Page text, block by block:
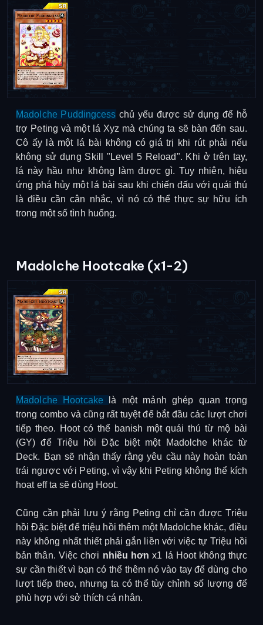
Madolche Puddingcess chủ yếu được sử dụng để hỗ
trợ Peting và một lá Xyz mà chúng ta sẽ bàn đến sau.
Cô ấy là một lá bài không có giá trị khi rút phải nếu
không sử dụng Skill "Level 5 Reload". Khi ở trên tay,
lá này hầu như không làm được gì. Tuy nhiên, hiệu
ứng phá hủy một lá bài sau khi chiến đấu với quái thú
là điều cần cân nhắc, vì nó có thể thực sự hữu ích
trong một số tình huống.
Madolche Hootcake (x1-2)
Madolche Hootcake
là một mảnh ghép quan trọng
trong combo và cũng rất tuyệt để bắt đầu các lượt chơi
tiếp theo. Hoot có thể banish một quái thú từ mộ bài
(GY) để Triệu hồi Đặc biệt một Madolche khác từ
Deck. Bạn sẽ nhận thấy rằng yêu cầu này hoàn toàn
trái ngược với Peting, vì vậy khi Peting không thể kích
hoạt eff ta sẽ dùng Hoot.
Cũng cần phải lưu ý rằng Peting chỉ cần được Triệu
hồi Đặc biệt để triệu hồi thêm một Madolche khác, điều
này không nhất thiết phải gắn liền với việc tự Triệu hồi
bản thân. Việc chơi nhiều hơn x1 lá Hoot không thực
sự cần thiết vì bạn có thể thêm nó vào tay để dùng cho
lượt tiếp theo, nhưng ta có thể tùy chỉnh số lượng để
phù hợp với sở thích cá nhân.